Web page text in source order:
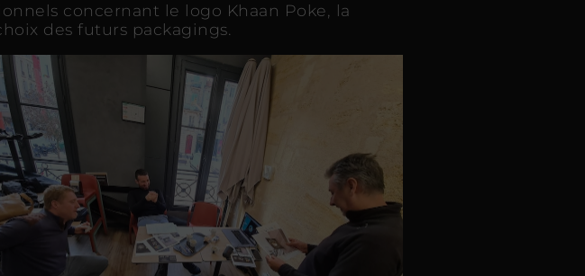
concernant le logo Khaan Poke, la
des futurs packagings.